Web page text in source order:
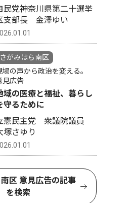
民党神奈川県第二十選挙
支部長 金澤ゆい
さがみはら南区
場の声から政治を変える。
見広告
域の医療と福祉、暮らし
守るために
憲民主党 衆議院議員
塚さゆり
区 意見広告の記事
を検索